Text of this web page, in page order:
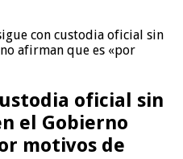
con custodia oficial sin
afirman que es «por
oficial sin
el Gobierno
motivos de